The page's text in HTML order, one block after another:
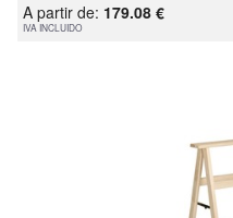
A partir de: 179.08 €
IVA INCLUIDO